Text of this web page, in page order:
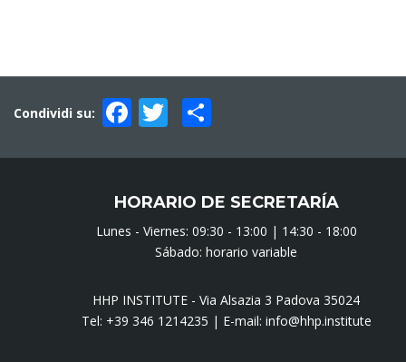
Condividi su: Facebook
Twitter
HORARIO DE SECRETARÍA
Lunes - Viernes: 09:30 - 13:00 | 14:30 - 18:00
Sábado: horario variable
HHP INSTITUTE - Via Alsazia 3 Padova 35024
Tel: +39 346 1214235 | E-mail: info@hhp.institute